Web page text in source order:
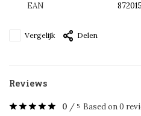
EAN
Vergelijk Delen
Reviews
0 / 5 Based on 0